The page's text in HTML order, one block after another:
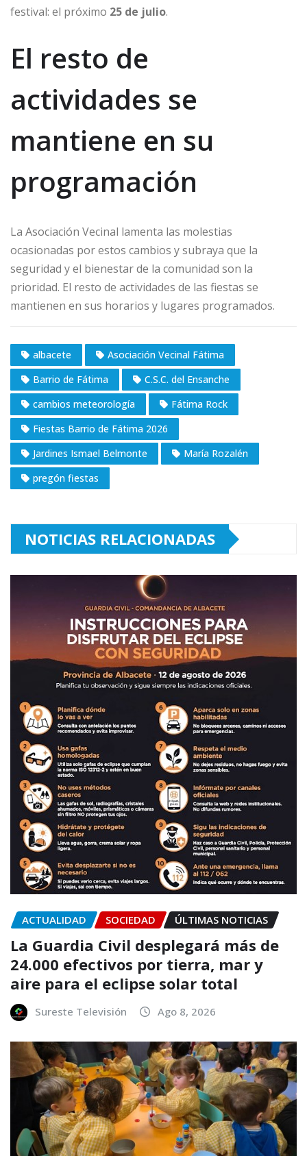
festival: el próximo 25 de julio.
El resto de
actividades se
mantiene en su
programación
La Asociación Vecinal lamenta las molestias
ocasionadas por estos cambios y subraya que la
seguridad y el bienestar de la comunidad son la
prioridad. El resto de actividades de las fiestas se
mantienen en sus horarios y lugares programados.
albacete
Asociación Vecinal Fátima
Barrio de Fátima
C.S.C. del Ensanche
cambios meteorología
Fátima Rock
Fiestas Barrio de Fátima 2026
Jardines Ismael Belmonte
María Rozalén
pregón fiestas
NOTICIAS RELACIONADAS
ACTUALIDAD SOCIEDAD ÚLTIMAS NOTICIAS
La Guardia Civil desplegará más de
24.000 efectivos por tierra, mar y
aire para el eclipse solar total
Sureste Televisión Ago 8, 2026